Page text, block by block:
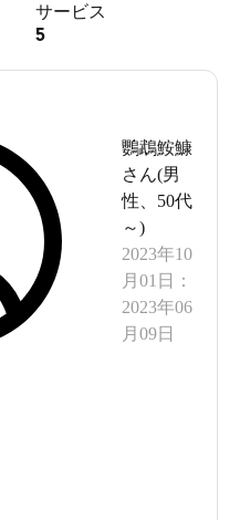
サービス
5
鸚鵡鮟鱇
さん(男
性
50代
～)
2023年10
月01日
：
2023年06
月09日